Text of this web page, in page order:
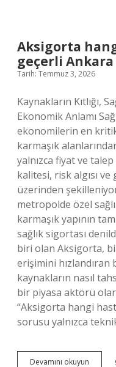
Aksigorta
geçerli Ankara
Tarih: Temmuz 3, 2026
Kaynakların Kıtlığı,
Ekonomik Anlamı
ekonomilerin en
karmaşık
yalnızca fiyat ve
kalitesi, risk algısı
üzerinden
metropolde özel
karmaşık yapının
sağlık sigortası
biri olan Aksigorta,
erişimini hızlandıran
kaynakların nasıl
bir piyasa aktörü
“Aksigorta hangi
sorusu yalnızca
Devamını okuyun